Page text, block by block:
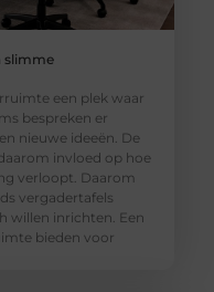
slimme
een plek waar
bespreken er
nieuwe ideeën. De
invloed op hoe
verloopt. Daarom
vergadertafels
willen inrichten. Een
bieden voor